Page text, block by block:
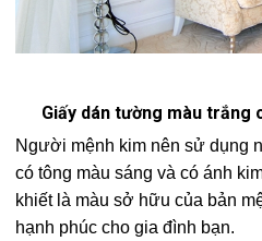
Giấy dán tường màu trắng
Người mệnh kim nên sử dụng
có tông màu sáng và có ánh
khiết là màu sở hữu của bản
hạnh phúc cho gia đình bạn.